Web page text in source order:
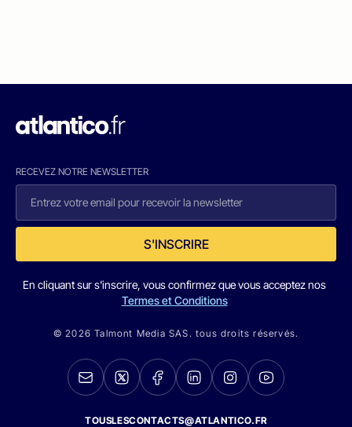
RECEVEZ NOTRE NEWSLETTER
S'INSCRIRE
En cliquant sur s'inscrire, vous confirmez que vous acceptez nos
Termes et Conditions
© 2026 Talmont Media SAS. tous droits réservés.
TOUSLESCONTACTS@ATLANTICO.FR